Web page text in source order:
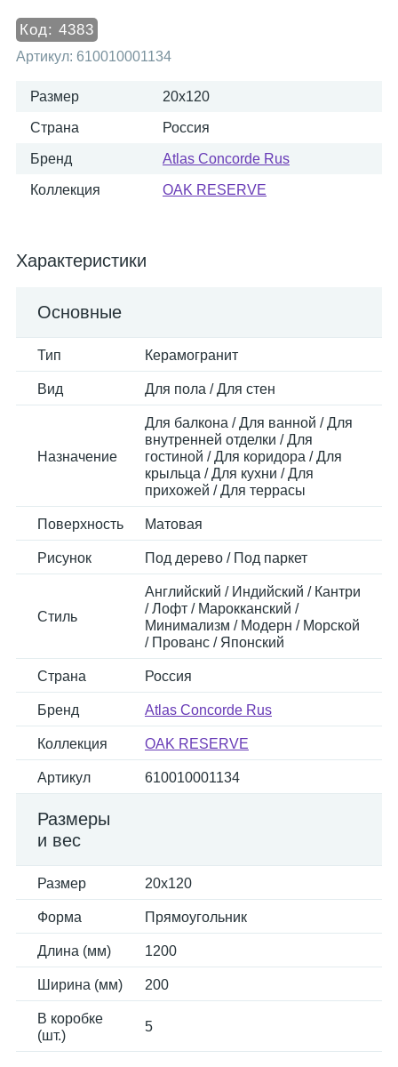
Код: 4383
Артикул: 610010001134
Размер 20x120
Страна Россия
Бренд Atlas Concorde Rus
Коллекция OAK RESERVE
Характеристики
Основные
Тип Керамогранит
Вид Для пола / Для стен
Назначение
Для балкона / Для ванной / Для
внутренней отделки / Для
гостиной / Для коридора / Для
крыльца / Для кухни / Для
прихожей / Для террасы
Поверхность Матовая
Рисунок Под дерево / Под паркет
Стиль
Английский / Индийский / Кантри
/ Лофт / Марокканский /
Минимализм / Модерн / Морской
/ Прованс / Японский
Страна Россия
Бренд Atlas Concorde Rus
Коллекция OAK RESERVE
Артикул 610010001134
Размеры
и вес
Размер 20x120
Форма Прямоугольник
Длина (мм) 1200
Ширина (мм) 200
В коробке
(шт.)
5